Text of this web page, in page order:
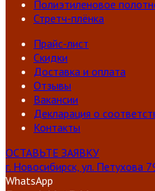
Полиэтиленовое
Стретч-плёнка
Прайс-лист
Скидки
Доставка и оплата
Отзывы
Вакансии
Декларация о
Контакты
ОСТАВЬТЕ ЗАЯВКУ
г. Новосибирск, ул. Петухова
WhatsApp